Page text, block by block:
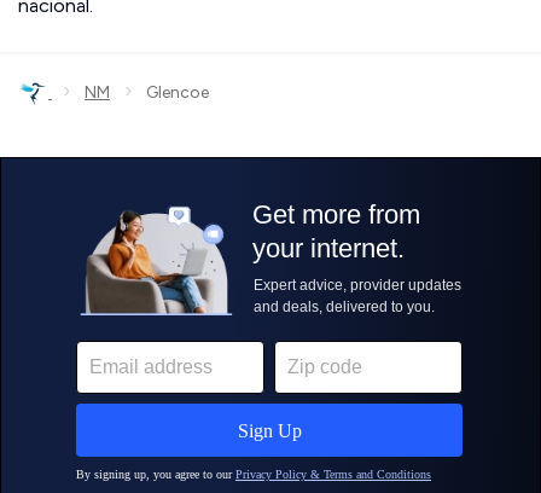
nacional.
› NM › Glencoe